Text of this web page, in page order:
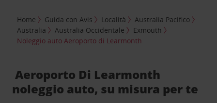
Home Guida con Avis Località
Australia Pacifico
Australia
Australia Occidentale
Exmouth
Noleggio auto Aeroporto di Learmonth
Aeroporto Di Learmonth
noleggio auto, su misura per te